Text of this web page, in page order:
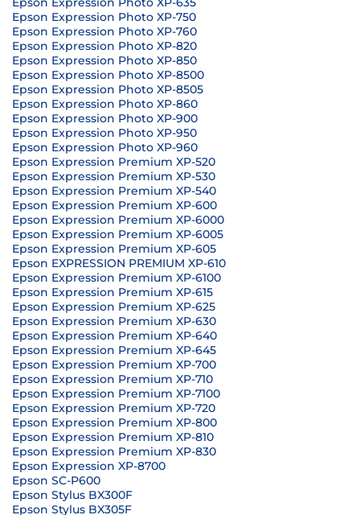
Epson Expression Photo XP-750
Epson Expression Photo XP-760
Epson Expression Photo XP-820
Epson Expression Photo XP-850
Epson Expression Photo XP-8500
Epson Expression Photo XP-8505
Epson Expression Photo XP-860
Epson Expression Photo XP-900
Epson Expression Photo XP-950
Epson Expression Photo XP-960
Epson Expression Premium XP-520
Epson Expression Premium XP-530
Epson Expression Premium XP-540
Epson Expression Premium XP-600
Epson Expression Premium XP-6000
Epson Expression Premium XP-6005
Epson Expression Premium XP-605
Epson EXPRESSION PREMIUM XP-610
Epson Expression Premium XP-6100
Epson Expression Premium XP-615
Epson Expression Premium XP-625
Epson Expression Premium XP-630
Epson Expression Premium XP-640
Epson Expression Premium XP-645
Epson Expression Premium XP-700
Epson Expression Premium XP-710
Epson Expression Premium XP-7100
Epson Expression Premium XP-720
Epson Expression Premium XP-800
Epson Expression Premium XP-810
Epson Expression Premium XP-830
Epson Expression XP-8700
Epson SC-P600
Epson Stylus BX300F
Epson Stylus BX305F